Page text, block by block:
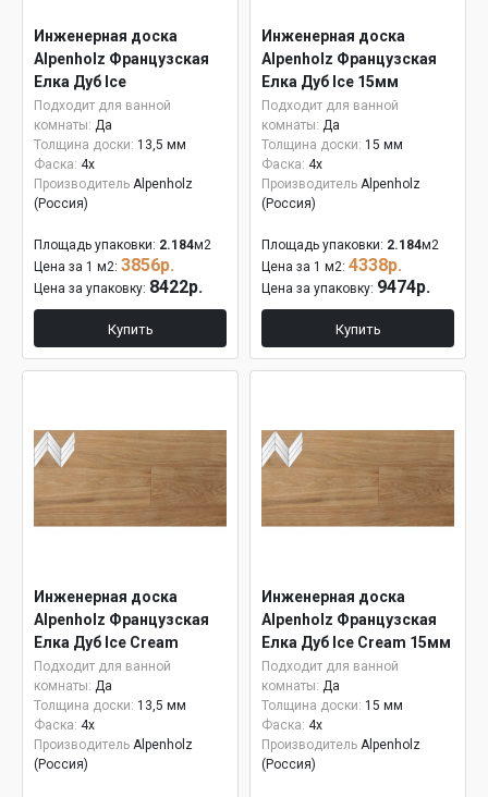
Инженерная доска
Alpenholz Французская
Елка Дуб Ice
Подходит для ванной
комнаты: Да
Толщина доски: 13,5 мм
Фаска: 4x
Производитель Alpenholz
(Россия)
Площадь упаковки: 2.184м2
Цена за 1 м2: 3856р.
Цена за упаковку: 8422р.
Купить
Инженерная доска
Alpenholz Французская
Елка Дуб Ice 15мм
Подходит для ванной
комнаты: Да
Толщина доски: 15 мм
Фаска: 4x
Производитель Alpenholz
(Россия)
Площадь упаковки: 2.184м2
Цена за 1 м2: 4338р.
Цена за упаковку: 9474р.
Купить
Инженерная доска
Alpenholz Французская
Елка Дуб Ice Cream
Подходит для ванной
комнаты: Да
Толщина доски: 13,5 мм
Фаска: 4x
Производитель Alpenholz
(Россия)
Инженерная доска
Alpenholz Французская
Елка Дуб Ice Cream 15мм
Подходит для ванной
комнаты: Да
Толщина доски: 15 мм
Фаска: 4x
Производитель Alpenholz
(Россия)